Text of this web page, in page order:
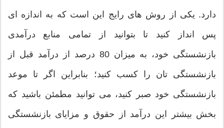
دارد. یکی از روش های رایج این است که به اندازه ای
پس انداز کنید تا بتوانید از تمامی منابع درآمدی
بازنشستگی خود، به میزان 80 درصد از درآمد قبل از
بازنشستگی تان را کسب کنید؛ بنابراین اگر تا موعد
بازنشستگی خود صبر کنید، می توانید مطمئن باشید که
بخش بیشتر این درآمد از حقوق و مزایای بازنشستگی